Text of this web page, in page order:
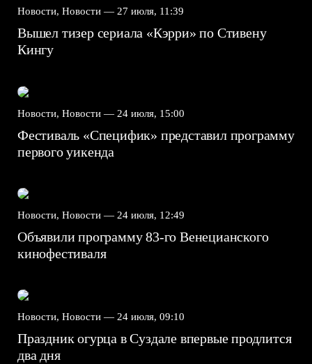
Новости, Новости — 27 июля, 11:39
Вышел тизер сериала «Кэрри» по Стивену
Кингу
Новости, Новости — 24 июля, 15:00
Фестиваль «Специфик» представил программу
первого уикенда
Новости, Новости — 24 июля, 12:49
Объявили программу 83-го Венецианского
кинофестиваля
Новости, Новости — 24 июля, 09:10
Праздник огурца в Суздале впервые продлится
два дня